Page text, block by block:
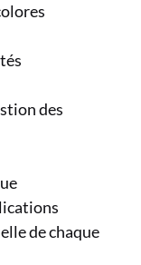
des
de chaque